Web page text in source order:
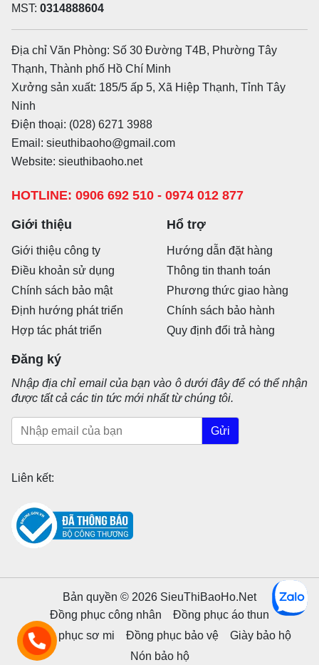
MST: 0314888604
Địa chỉ Văn Phòng: Số 30 Đường T4B, Phường Tây
Thạnh, Thành phố Hồ Chí Minh
Xưởng sản xuất: 185/5 ấp 5, Xã Hiệp Thạnh, Tỉnh Tây
Ninh
Điện thoại: (028) 6271 3988
Email: sieuthibaoho@gmail.com
Website: sieuthibaoho.net
HOTLINE: 0906 692 510 - 0974 012 877
Giới thiệu
Giới thiệu công ty
Điều khoản sử dụng
Chính sách bảo mật
Định hướng phát triển
Hợp tác phát triển
Hổ trợ
Hướng dẫn đặt hàng
Thông tin thanh toán
Phương thức giao hàng
Chính sách bảo hành
Quy định đổi trả hàng
Đăng ký
Nhập địa chỉ email của bạn vào ô dưới đây để có thể nhận
được tất cả các tin tức mới nhất từ chúng tôi.
Gửi
Liên kết:
Bản quyền © 2026 SieuThiBaoHo.Net
Đồng phục công nhân
Đồng phục áo thun
Đồng phục sơ mi
Đồng phục bảo vệ
Giày bảo hộ
Nón bảo hộ